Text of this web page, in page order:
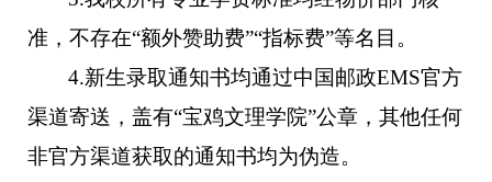
准，不存在“额外赞助费”“指标费”等名目。
4.新生录取通知书均通过中国邮政EMS官方
渠道寄送，盖有“宝鸡文理学院”公章，其他任何
非官方渠道获取的通知书均为伪造。